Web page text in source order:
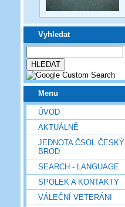
Vyhledat
Menu
ÚVOD
AKTUÁLNĚ
JEDNOTA ČSOL ČESKÝ
BROD
SEARCH - LANGUAGE
SPOLEK A KONTAKTY
VÁLEČNÍ VETERÁNI